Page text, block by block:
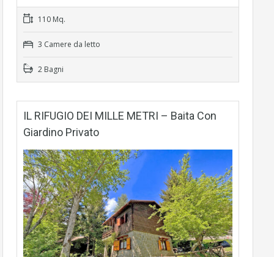
110 Mq.
3 Camere da letto
2 Bagni
IL RIFUGIO DEI MILLE METRI – Baita Con
Giardino Privato